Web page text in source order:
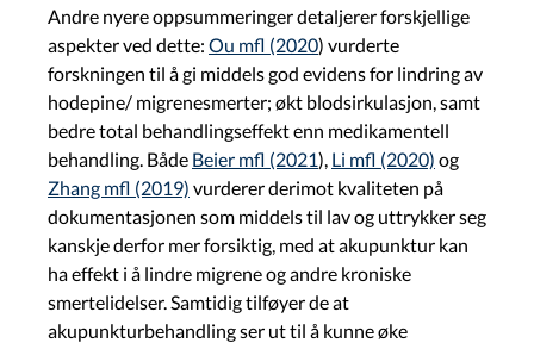
Andre nyere oppsummeringer detaljerer forskjellige
aspekter ved dette: Ou mfl (2020) vurderte
forskningen til å gi middels god evidens for lindring av
hodepine/ migrenesmerter; økt blodsirkulasjon, samt
bedre total behandlingseffekt enn medikamentell
behandling. Både Beier mfl (2021), Li mfl (2020) og
Zhang mfl (2019) vurderer derimot kvaliteten på
dokumentasjonen som middels til lav og uttrykker seg
kanskje derfor mer forsiktig, med at akupunktur kan
ha effekt i å lindre migrene og andre kroniske
smertelidelser. Samtidig tilføyer de at
akupunkturbehandling ser ut til å kunne øke